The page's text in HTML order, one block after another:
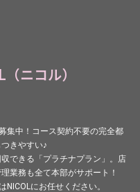
ニコル）
集中！コース契約不要の完全都
きやすい♪
できる「プラチナプラン」。店
業務も全て本部がサポート！
にお任せください。